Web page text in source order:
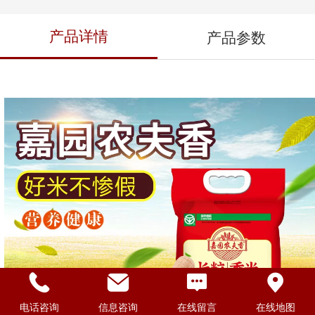
产品详情 产品参数
电话咨询 信息咨询 在线留言 在线地图